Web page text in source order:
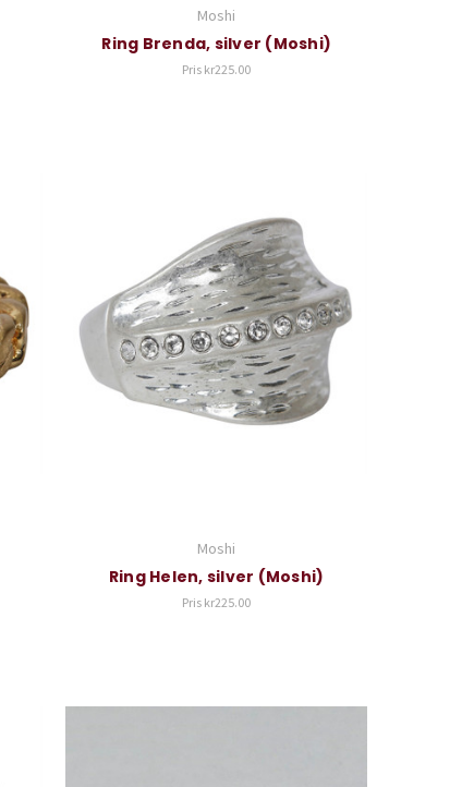
Moshi
Ring Brenda, silver (Moshi)
Pris kr225.00
Moshi
Ring Helen, silver (Moshi)
Pris kr225.00